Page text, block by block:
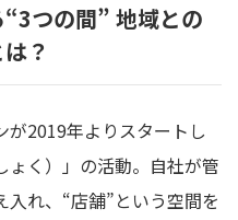
つの間” 地域との
？
2019年よりスタートし
ょく）」の活動。自社が管
れ、“店舗”という空間を